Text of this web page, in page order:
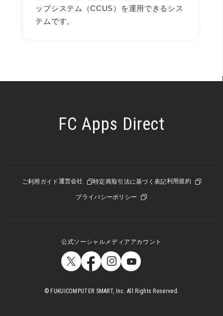
ップシステム（CCUS）を運用できるシス
テムです。
FC Apps Direct
ご利用ガイド運営会社 特定商取引法に基づく表記利用規約
プライバシーポリシー
© FUKUICOMPUTER SMART, Inc. All Rights Reserved.
公式ソーシャルメディアアカウント